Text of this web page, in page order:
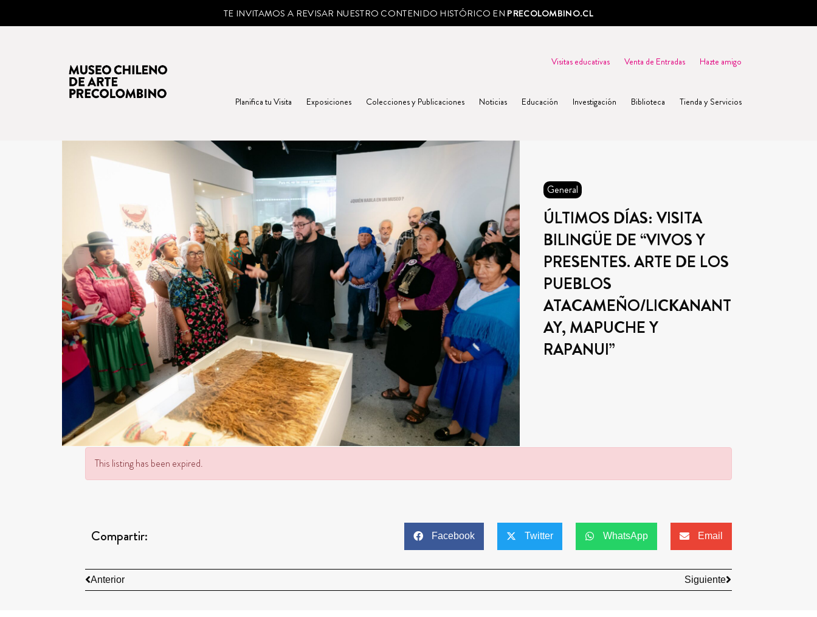
TE INVITAMOS A REVISAR NUESTRO CONTENIDO HISTÓRICO EN PRECOLOMBINO.CL
Visitas educativas Venta de Entradas Hazte amigo
Planifica tu Visita Exposiciones Colecciones y Publicaciones Noticias Educación Investigación Biblioteca Tienda y Servicios
General
ÚLTIMOS DÍAS: VISITA
BILINGÜE DE “VIVOS Y
PRESENTES. ARTE DE LOS
PUEBLOS
ATACAMEÑO/LICKANANT
AY, MAPUCHE Y
RAPANUI”
This listing has been expired.
Compartir: Facebook Twitter WhatsApp Email
Anterior Siguiente